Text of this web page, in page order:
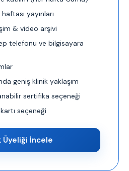
yayınları
& video arşivi
telefonu ve bilgisayara
geniş klinik yaklaşım
sertifika seçeneği
seçeneği
Üyeliği İncele